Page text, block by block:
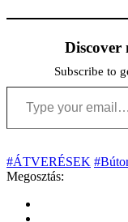
Subscribe to
Type your email…
#ÁTVERÉSEK
Megosztás: